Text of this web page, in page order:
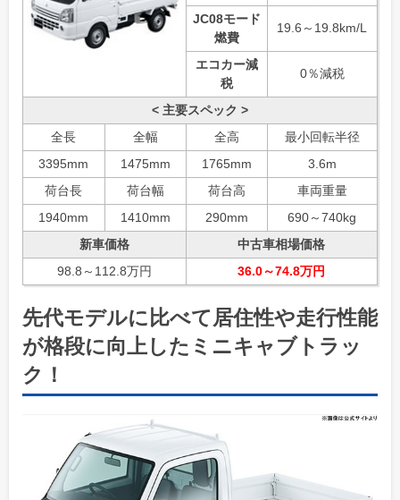
JC08モード
燃費
19.6～19.8km/L
エコカー減
税
0％減税
< 主要スペック >
全長
全幅 全高
最小回転半径
3395mm
1475mm 1765mm
3.6m
荷台長
荷台幅 荷台高
車両重量
1940mm
1410mm 290mm
690～740kg
新車価格
中古車相場価格
98.8～112.8万円
36.0～74.8万円
先代モデルに比べて居住性や走行性能
が格段に向上したミニキャブトラッ
ク！